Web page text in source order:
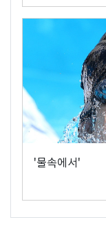
'물속에서'